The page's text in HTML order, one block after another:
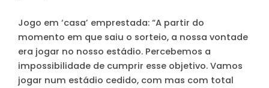
Jogo em ‘casa’ emprestada: “A partir do
momento em que saiu o sorteio, a nossa vontade
era jogar no nosso estádio. Percebemos a
impossibilidade de cumprir esse objetivo. Vamos
jogar num estádio cedido, com mas com total